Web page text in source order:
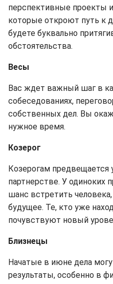
перспективные проекты
которые откроют путь к
будете буквально
обстоятельства.
Весы
Вас ждет важный шаг в
собеседованиях,
собственных дел. Вы
нужное время.
Козерог
Козерогам предвещается
партнерстве. У одиноких
шанс встретить
будущее. Те, кто уже
почувствуют новый
Близнецы
Начатые в июне дела
результаты, особенно в